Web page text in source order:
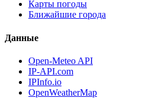
Карты погоды
Ближайшие города
Данные
Open-Meteo API
IP-API.com
IPInfo.io
OpenWeatherMap